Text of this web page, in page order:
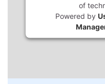
of
Powered by